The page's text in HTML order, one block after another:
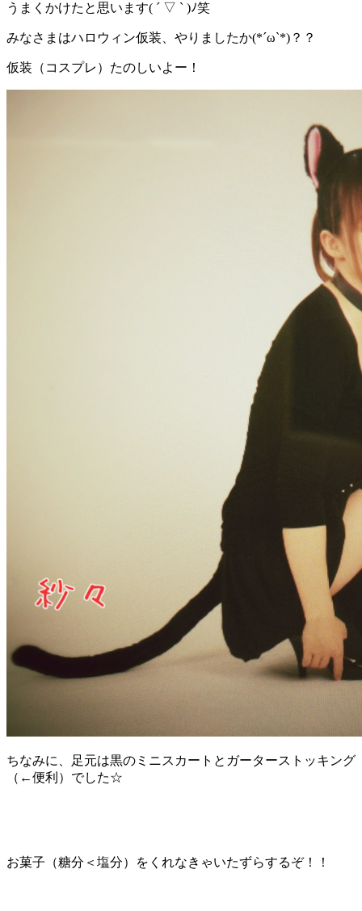
うまくかけたと思います( ´ ▽ ` )ﾉ笑
みなさまはハロウィン仮装、やりましたか(*´ω`*)？？
仮装（コスプレ）たのしいよー！
ちなみに、足元は黒のミニスカートとガーターストッキング
（←便利）でした☆
お菓子（糖分＜塩分）をくれなきゃいたずらするぞ！！